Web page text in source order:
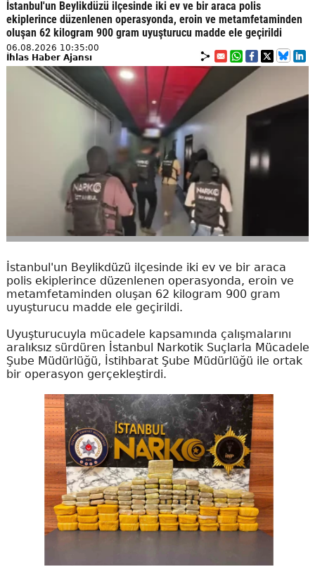
İstanbul'un Beylikdüzü ilçesinde iki ev ve bir araca polis
ekiplerince düzenlenen operasyonda, eroin ve metamfetaminden
oluşan 62 kilogram 900 gram uyuşturucu madde ele geçirildi
06.08.2026 10:35:00
İhlas Haber Ajansı
İstanbul'un Beylikdüzü ilçesinde iki ev ve bir araca
polis ekiplerince düzenlenen operasyonda, eroin ve
metamfetaminden oluşan 62 kilogram 900 gram
uyuşturucu madde ele geçirildi.
Uyuşturucuyla mücadele kapsamında çalışmalarını
aralıksız sürdüren İstanbul Narkotik Suçlarla Mücadele
Şube Müdürlüğü, İstihbarat Şube Müdürlüğü ile ortak
bir operasyon gerçekleştirdi.